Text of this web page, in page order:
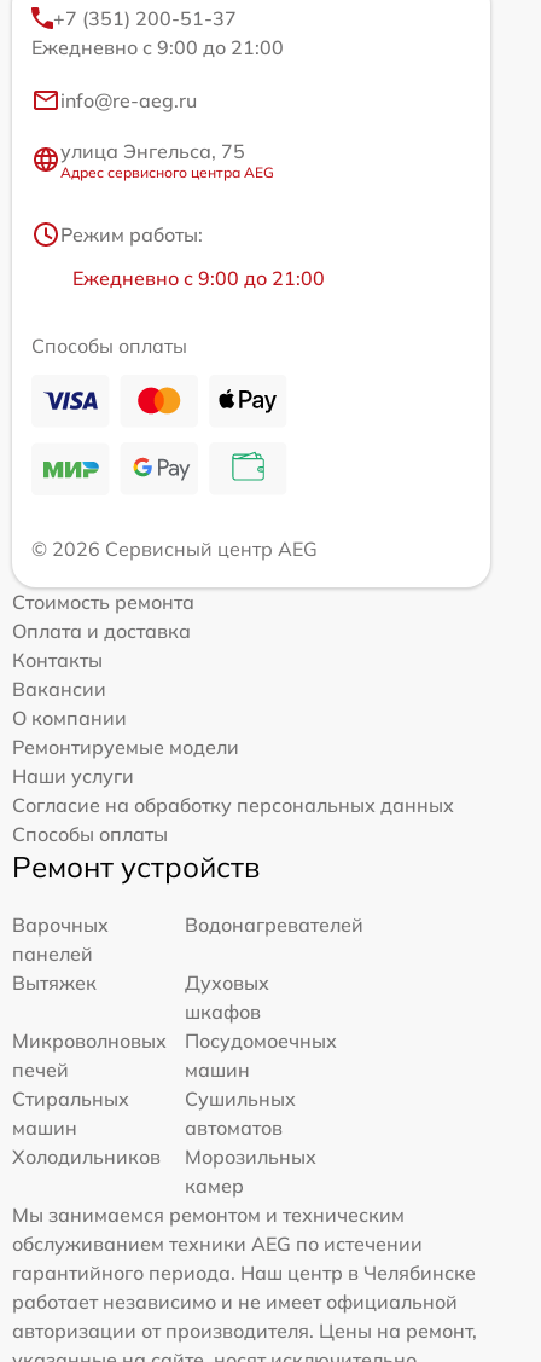
+7 (351) 200-51-37
Ежедневно с 9:00 до 21:00
info@re-aeg.ru
улица Энгельса, 75
Адрес сервисного центра AEG
Режим работы:
Ежедневно с 9:00 до 21:00
Способы оплаты
© 2026 Сервисный центр AEG
Стоимость ремонта
Оплата и доставка
Контакты
Вакансии
О компании
Ремонтируемые модели
Наши услуги
Согласие на обработку персональных данных
Способы оплаты
Ремонт устройств
Варочных
панелей
Водонагревателей
Вытяжек
Духовых
шкафов
Микроволновых
печей
Посудомоечных
машин
Стиральных
машин
Сушильных
автоматов
Холодильников
Морозильных
камер
Мы занимаемся ремонтом и техническим
обслуживанием техники AEG по истечении
гарантийного периода. Наш центр в Челябинске
работает независимо и не имеет официальной
авторизации от производителя. Цены на ремонт,